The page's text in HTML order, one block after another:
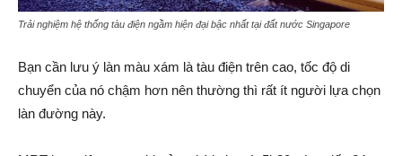
Trải nghiệm hệ thống tàu điện ngầm hiện đại bậc nhất tại đất nước Singapore
Bạn cần lưu ý làn màu xám là tàu điện trên cao, tốc độ di
chuyển của nó chậm hơn nên thường thì rất ít người lựa chọn
làn đường này.